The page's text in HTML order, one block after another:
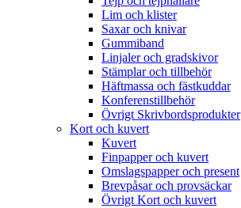
Lim och klister
Saxar och knivar
Gummiband
Linjaler och gradskivor
Stämplar och tillbehör
Häftmassa och fästkuddar
Konferenstillbehör
Övrigt Skrivbordsprodukter
Kort och kuvert
Kuvert
Finpapper och kuvert
Omslagspapper och present
Brevpåsar och provsäckar
Övrigt Kort och kuvert